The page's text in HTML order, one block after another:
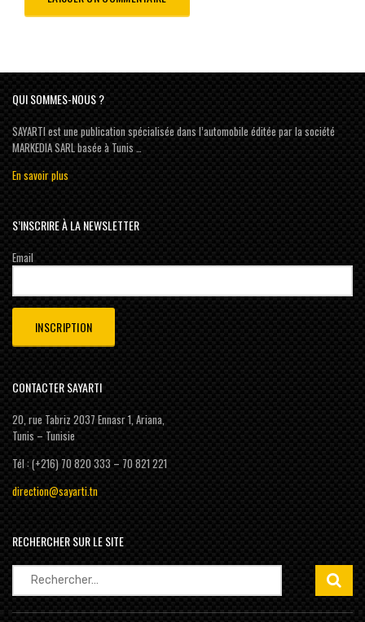
QUI SOMMES-NOUS ?
SAYARTI est une publication spécialisée dans l’automobile éditée par la société
MARKEDIA SARL basée à Tunis …
En savoir plus
S’INSCRIRE À LA NEWSLETTER
Email
CONTACTER SAYARTI
20, rue Tabriz 2037 Ennasr 1, Ariana,
Tunis – Tunisie
Tél : (+216) 70 820 333 – 70 821 221
direction@sayarti.tn
RECHERCHER SUR LE SITE
Rechercher :